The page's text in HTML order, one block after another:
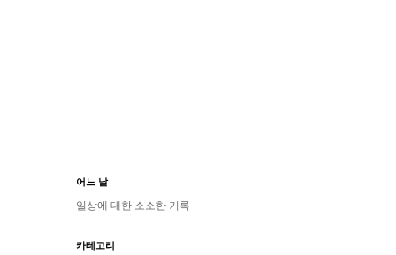
어느 날
일상에 대한 소소한 기록
카테고리